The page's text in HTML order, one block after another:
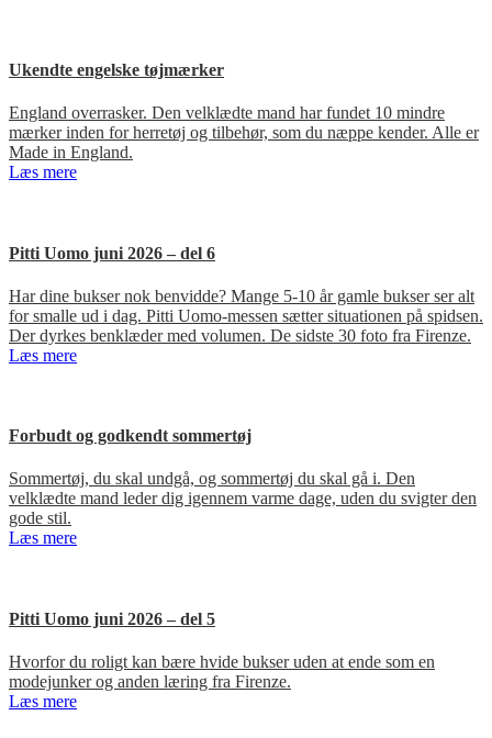
Ukendte engelske tøjmærker
England overrasker. Den velklædte mand har fundet 10 mindre
mærker inden for herretøj og tilbehør, som du næppe kender. Alle er
Made in England.
Læs mere
Pitti Uomo juni 2026 – del 6
Har dine bukser nok benvidde? Mange 5-10 år gamle bukser ser alt
for smalle ud i dag. Pitti Uomo-messen sætter situationen på spidsen.
Der dyrkes benklæder med volumen. De sidste 30 foto fra Firenze.
Læs mere
Forbudt og godkendt sommertøj
Sommertøj, du skal undgå, og sommertøj du skal gå i. Den
velklædte mand leder dig igennem varme dage, uden du svigter den
gode stil.
Læs mere
Pitti Uomo juni 2026 – del 5
Hvorfor du roligt kan bære hvide bukser uden at ende som en
modejunker og anden læring fra Firenze.
Læs mere